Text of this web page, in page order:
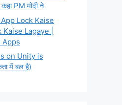
PM मोदी ने
Lock Kaise
Lagaye |
Apps
on Unity is
में बल है)